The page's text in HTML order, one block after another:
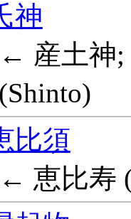
神
← 産土神;
(Shinto)
比須
← 恵比寿